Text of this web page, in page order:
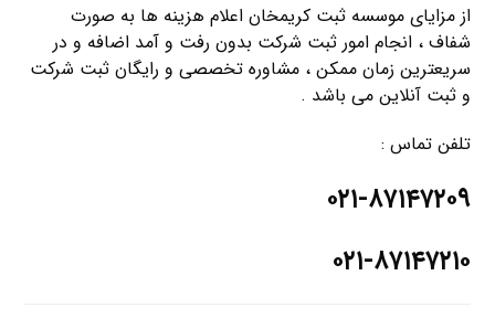
از مزایای موسسه ثبت کریمخان اعلام هزینه ها به صورت
شفاف ، انجام امور ثبت شرکت بدون رفت و آمد اضافه و در
سریعترین زمان ممکن ، مشاوره تخصصی و رایگان ثبت شرکت
و ثبت آنلاین می باشد .
تلفن تماس :
۰۲۱-۸۷۱۴۷۲۰۹
۰۲۱-۸۷۱۴۷۲۱۰